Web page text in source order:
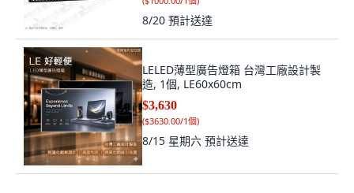
8/20 預計送達
LELED薄型廣告燈箱 台灣工廠設計製
造, 1個, LE60x60cm
$3,630
($3630.00/1個)
8/15 星期六 預計送達